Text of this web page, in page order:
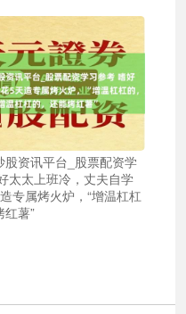
股资讯平台_股票配资学
太太上班冷，丈夫自学
专属烤火炉，“增温杠杠
红薯”